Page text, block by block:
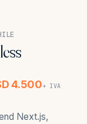
4.500+ IVA
Next.js,